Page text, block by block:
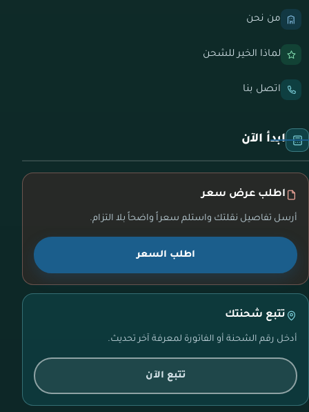
من نحن
لماذا الخير للشحن
اتصل بنا
ابدأ الآن
اطلب عرض سعر
أرسل تفاصيل نقلتك واستلم سعراً واضحاً بلا التزام.
اطلب السعر
تتبع شحنتك
أدخل رقم الشحنة أو الفاتورة لمعرفة آخر تحديث.
تتبع الآن